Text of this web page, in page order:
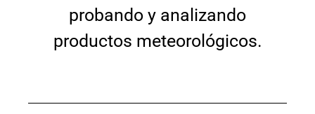
probando y analizando
productos meteorológicos.